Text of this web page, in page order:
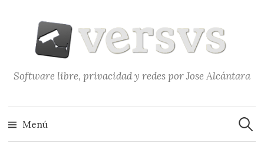
contenido
Software libre, privacidad y redes por Jose Alcántara
Menú